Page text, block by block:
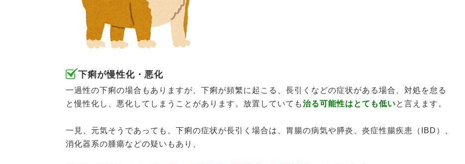
下痢が慢性化・悪化
一過性の下痢の場合もありますが、下痢が頻繁に起こる、長引くなどの症状がある場合、対処を怠る
と慢性化し、悪化してしまうことがあります。放置していても治る可能性はとても低いと言えます。
一見、元気そうであっても、下痢の症状が長引く場合は、胃腸の病気や膵炎、炎症性腸疾患（IBD）、
消化器系の腫瘍などの疑いもあり、